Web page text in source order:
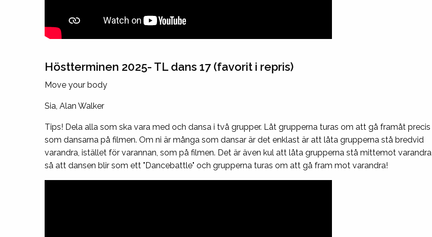
Höstterminen 2025- TL dans 17 (favorit i repris)
Move your body
Sia, Alan Walker
Tips! Dela alla som ska vara med och dansa i två grupper. Låt grupperna turas om att gå framåt precis
som dansarna på filmen. Om ni är många som dansar är det enklast är att låta grupperna stå bredvid
varandra, istället för varannan, som på filmen. Det är även kul att låta grupperna stå mittemot varandra
så att dansen blir som ett "Dancebattle" och grupperna turas om att gå fram mot varandra!